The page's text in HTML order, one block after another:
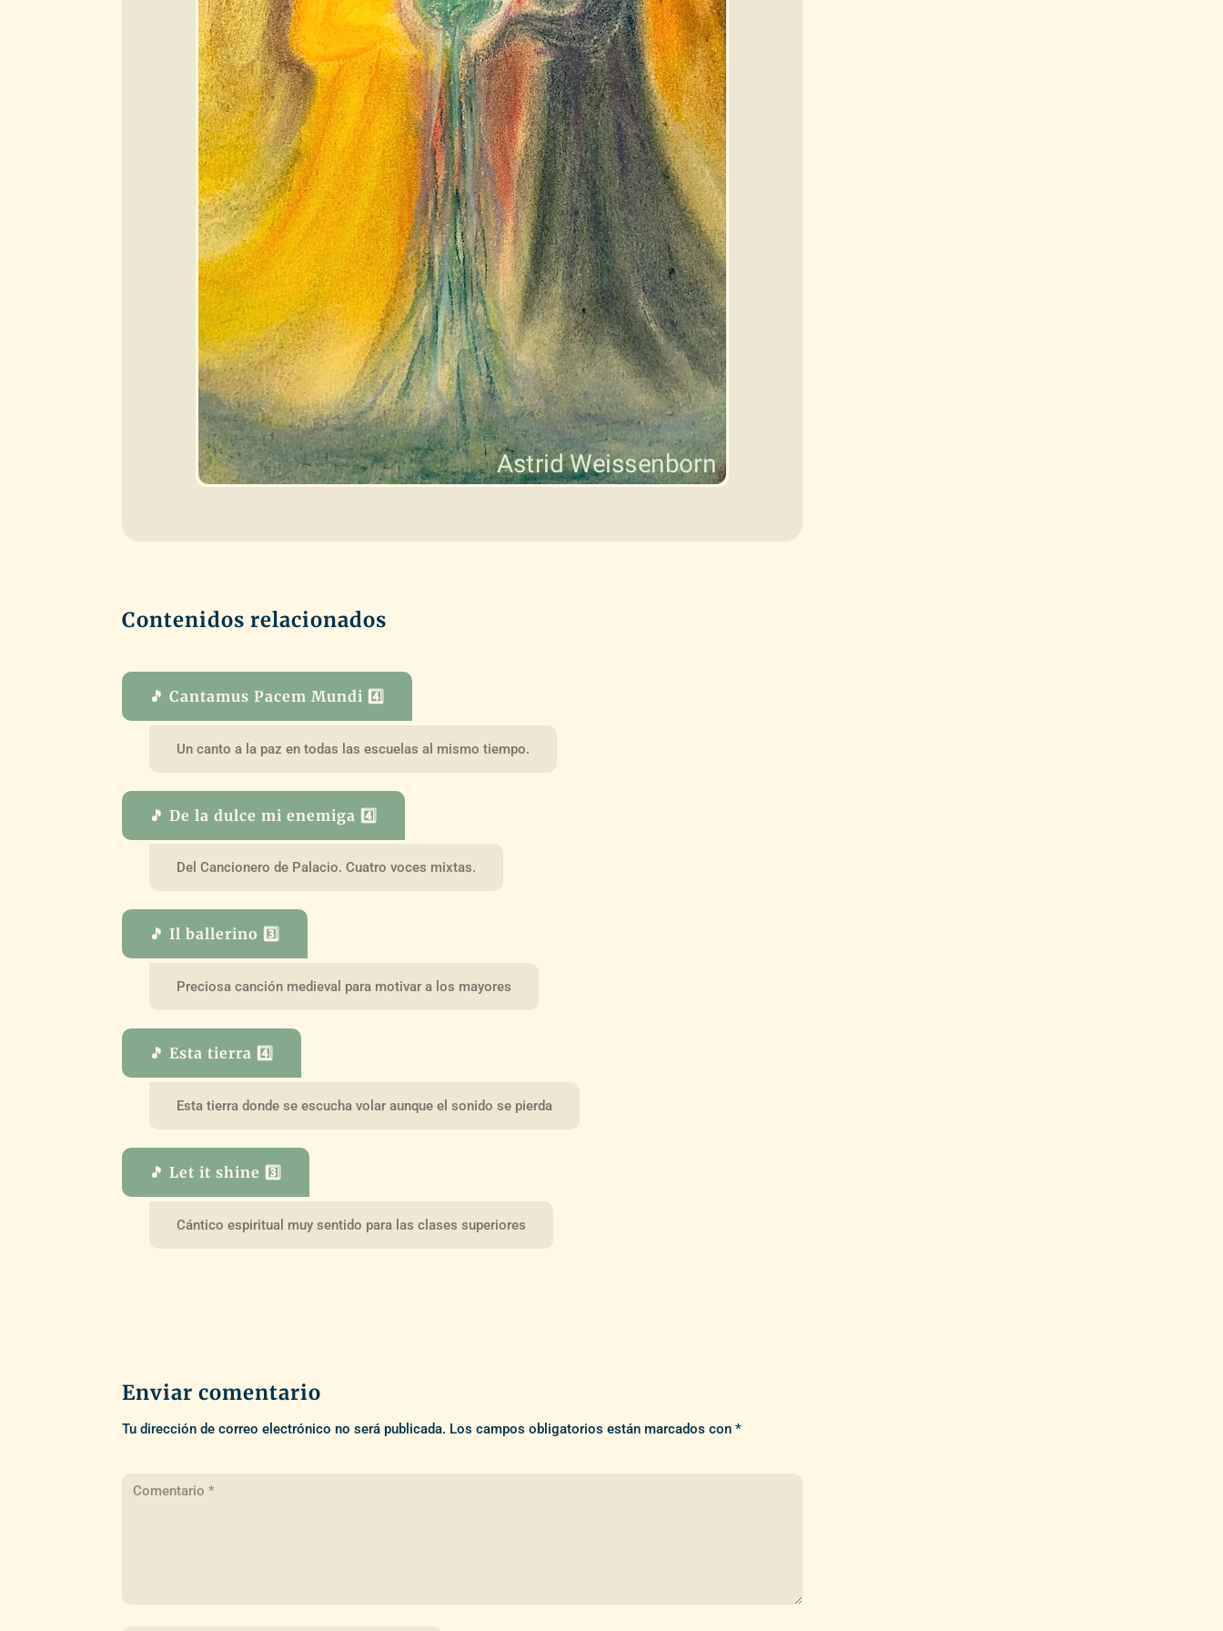
Contenidos relacionados
🎵 Cantamus Pacem Mundi 4️⃣
Un canto a la paz en todas las escuelas al mismo tiempo.
🎵 De la dulce mi enemiga 4️⃣
Del Cancionero de Palacio. Cuatro voces mixtas.
🎵 Il ballerino 3️⃣
Preciosa canción medieval para motivar a los mayores
🎵 Esta tierra 4️⃣
Esta tierra donde se escucha volar aunque el sonido se pierda
🎵 Let it shine 3️⃣
Cántico espiritual muy sentido para las clases superiores
Enviar comentario
Tu dirección de correo electrónico no será publicada. Los campos obligatorios están marcados con*